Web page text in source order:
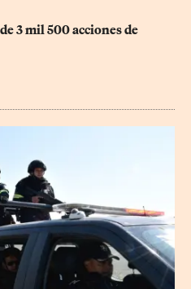
3 mil 500 acciones de